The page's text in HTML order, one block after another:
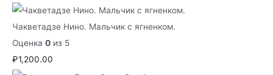
Чакветадзе Нино. Мальчик с ягненком.
Оценка 0 из 5
₽1,200.00